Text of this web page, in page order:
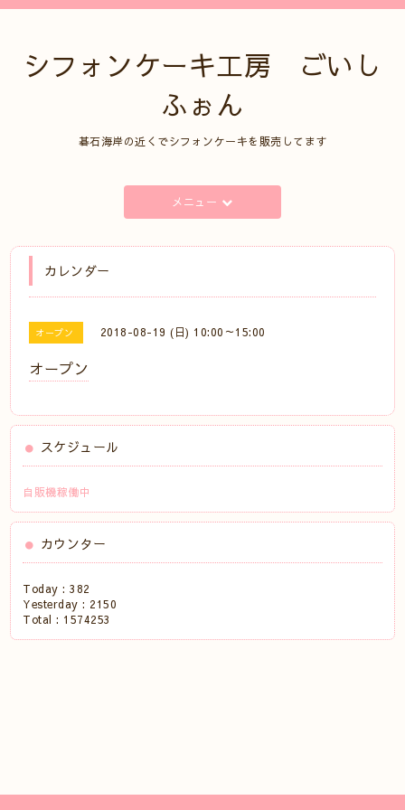
シフォンケーキ工房 ごいし
ふぉん
碁石海岸の近くでシフォンケーキを販売してます
メニュー
カレンダー
オープン 2018-08-19 (日) 10:00～15:00
オープン
スケジュール
自販機稼働中
カウンター
Today :382
Yesterday : 2150
Total : 1574253